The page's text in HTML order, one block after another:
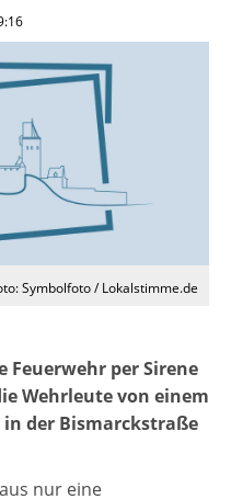
Symbolfoto / Lokalstimme.de
Feuerwehr per Sirene
Wehrleute von einem
der Bismarckstraße
nur eine